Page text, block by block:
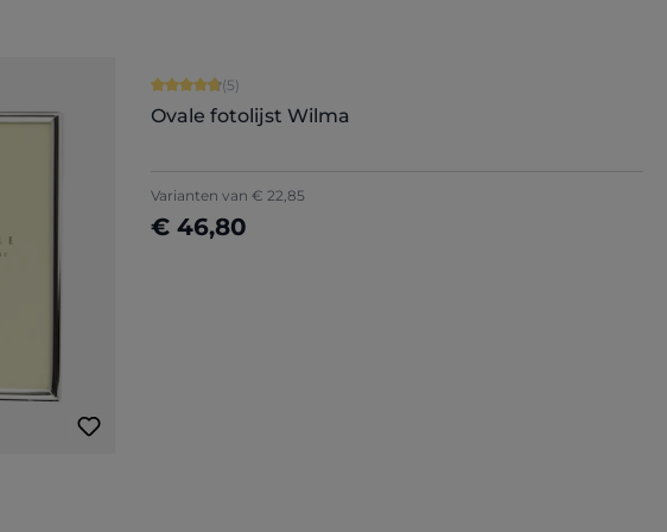
Gemiddelde waardering van 4.8 van 5 sterren
(5)
Ovale fotolijst Wilma
Varianten van € 22,85
€ 46,80